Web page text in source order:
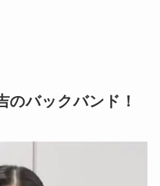
のバックバンド！